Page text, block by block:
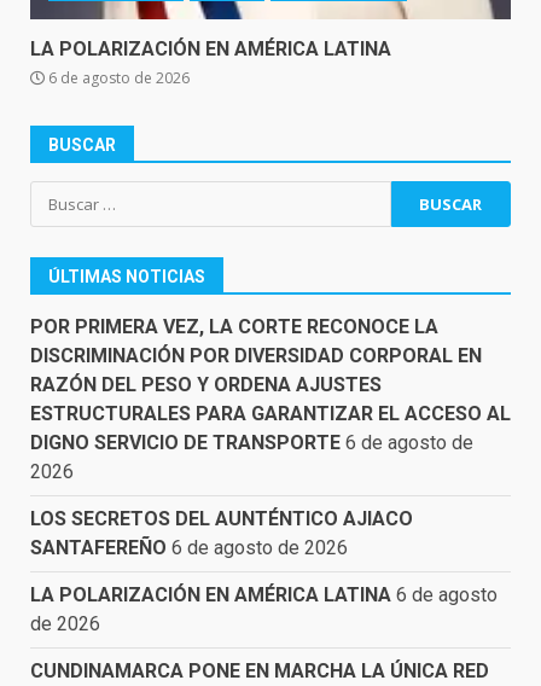
LA POLARIZACIÓN EN AMÉRICA LATINA
6 de agosto de 2026
BUSCAR
Buscar:
ÚLTIMAS NOTICIAS
POR PRIMERA VEZ, LA CORTE RECONOCE LA
DISCRIMINACIÓN POR DIVERSIDAD CORPORAL EN
RAZÓN DEL PESO Y ORDENA AJUSTES
ESTRUCTURALES PARA GARANTIZAR EL ACCESO AL
DIGNO SERVICIO DE TRANSPORTE 6 de agosto de
2026
LOS SECRETOS DEL AUNTÉNTICO AJIACO
SANTAFEREÑO 6 de agosto de 2026
LA POLARIZACIÓN EN AMÉRICA LATINA 6 de agosto
de 2026
CUNDINAMARCA PONE EN MARCHA LA ÚNICA RED